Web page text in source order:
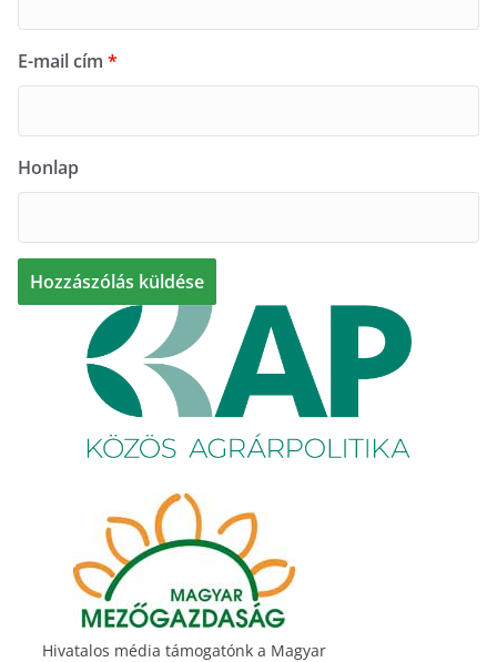
E-mail cím *
Honlap
Hivatalos média támogatónk a Magyar